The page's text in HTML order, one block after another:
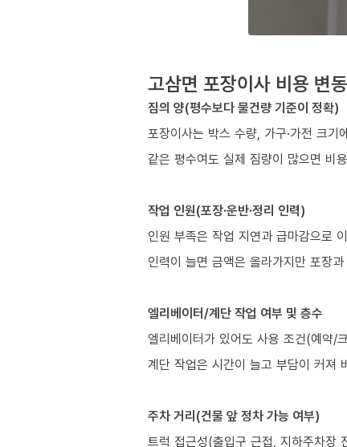
고삼면 포장이사 비용 변
짐의 양(평수보다 물건량 기준이 정확)
포장이사는 박스 수량, 가구·가전 크
같은 평수여도 실제 짐량이 많으면 비
작업 인원(포장·운반·정리 인력)
인원 부족은 작업 지연과 급마감으로
인력이 늘면 금액은 올라가지만 포장
엘리베이터/계단 작업 여부 및 층수
엘리베이터가 있어도 사용 조건(예약/
계단 작업은 시간이 늘고 부담이 커져
주차 거리(건물 앞 정차 가능 여부)
트럭 접근성(출입구 근접, 지하주차장